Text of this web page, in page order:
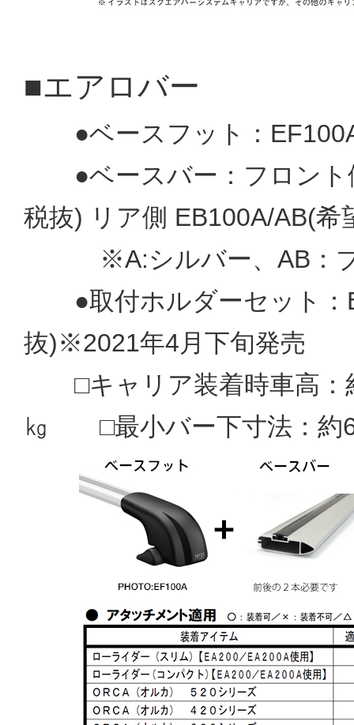
■エアロバー
●ベースフット：
●ベースバー：フロント
税抜) リア側 EB100A/AB(希
※A:シルバー、AB：ブ
●取付ホルダーセット：
抜)※2021年4月下旬発売
□キャリア装着時車高：
㎏ □最小バー下寸法：約